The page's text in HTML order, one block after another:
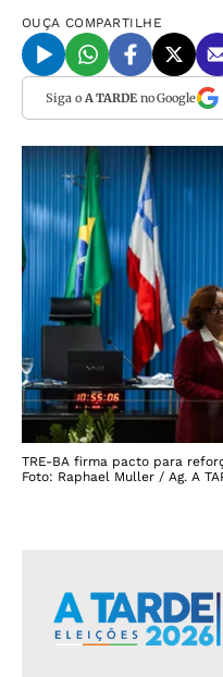
OUÇA COMPARTILHE
Siga o A TARDEno Google
TRE-BA firma pacto para
Foto: Raphael Muller / Ag. A